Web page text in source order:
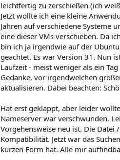
leichtfertig zu zerschießen (ich
Jetzt wollte ich eine kleine
Jahren auf verschiedene Systeme
eine dieser VMs verschieben. Da
bin ich ja irgendwie auf der
geachtet. Es war Version 31. Nun
Laufzeit - meist weniger als ein
Gedanke, vor irgendwelchen
aktualisieren. Dabei beachten:
Hat erst geklappt, aber leider
Nameserver war verschwunden.
Vorgehensweise neu ist. Die
Kompatibilität. Jetzt war das
kurzen Form hat. Alle mir